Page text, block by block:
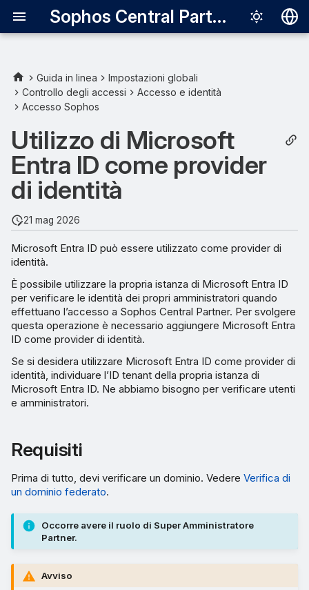
Sophos Central Partner
日本語
中文（繁體）
Requisiti
Sincronizzazione con
Microsoft Entra ID
Individuazione del proprio ID
tenant
Guida in linea
Impostazioni globali
Controllo degli accessi
Accesso e identità
Accesso Sophos
Utilizzo di Microsoft
Entra ID come provider
di identità
21 mag 2026
Microsoft Entra ID può essere utilizzato come provider di
identità.
È possibile utilizzare la propria istanza di Microsoft Entra ID
per verificare le identità dei propri amministratori quando
effettuano l’accesso a Sophos Central Partner. Per svolgere
questa operazione è necessario aggiungere Microsoft Entra
ID come provider di identità.
Se si desidera utilizzare Microsoft Entra ID come provider di
identità, individuare l’ID tenant della propria istanza di
Microsoft Entra ID. Ne abbiamo bisogno per verificare utenti
e amministratori.
Requisiti
Prima di tutto, devi verificare un dominio. Vedere Verifica di
un dominio federato.
Occorre avere il ruolo di Super Amministratore
Partner.
Avviso